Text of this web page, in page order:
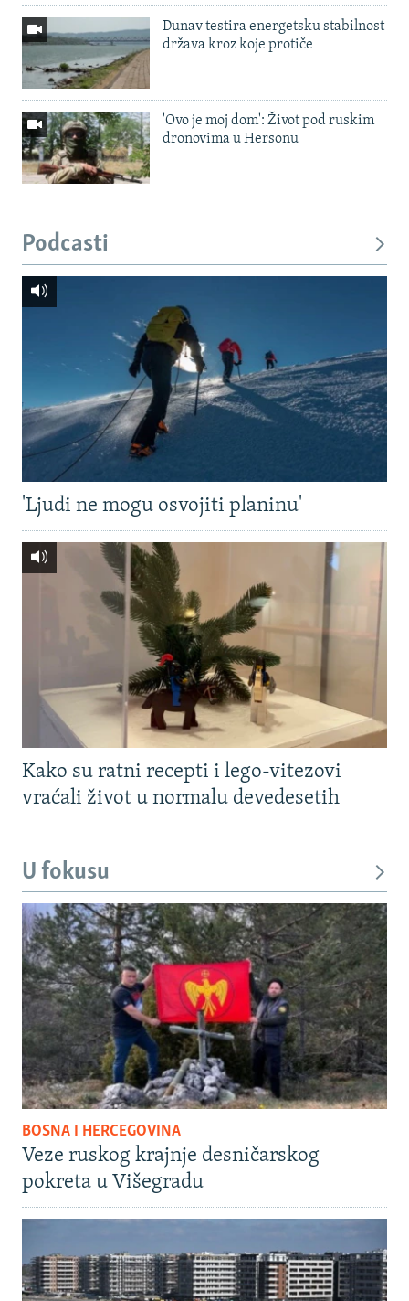
Dunav testira energetsku stabilnost
država kroz koje protiče
'Ovo je moj dom': Život pod ruskim
dronovima u Hersonu
Podcasti
'Ljudi ne mogu osvojiti planinu'
Kako su ratni recepti i lego-vitezovi
vraćali život u normalu devedesetih
U fokusu
BOSNA I HERCEGOVINA
Veze ruskog krajnje desničarskog
pokreta u Višegradu